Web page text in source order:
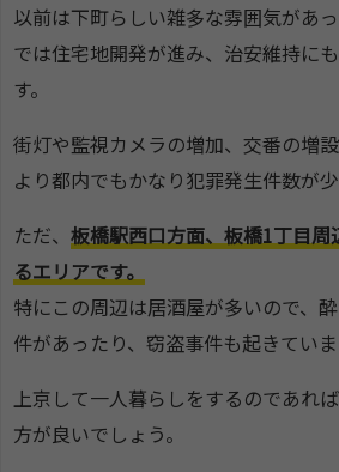
以前は下町らしい雑多な雰囲気があ
では住宅地開発が進み、治安維持に
す。
街灯や監視カメラの増加、交番の増
より都内でもかなり犯罪発生件数が少
ただ、 板橋駅西口方面、板橋1丁目
るエリアです。
特にこの周辺は居酒屋が多いので、
件があったり、窃盗事件も起きていま
上京して一人暮らしをするのであれ
方が良いでしょう。